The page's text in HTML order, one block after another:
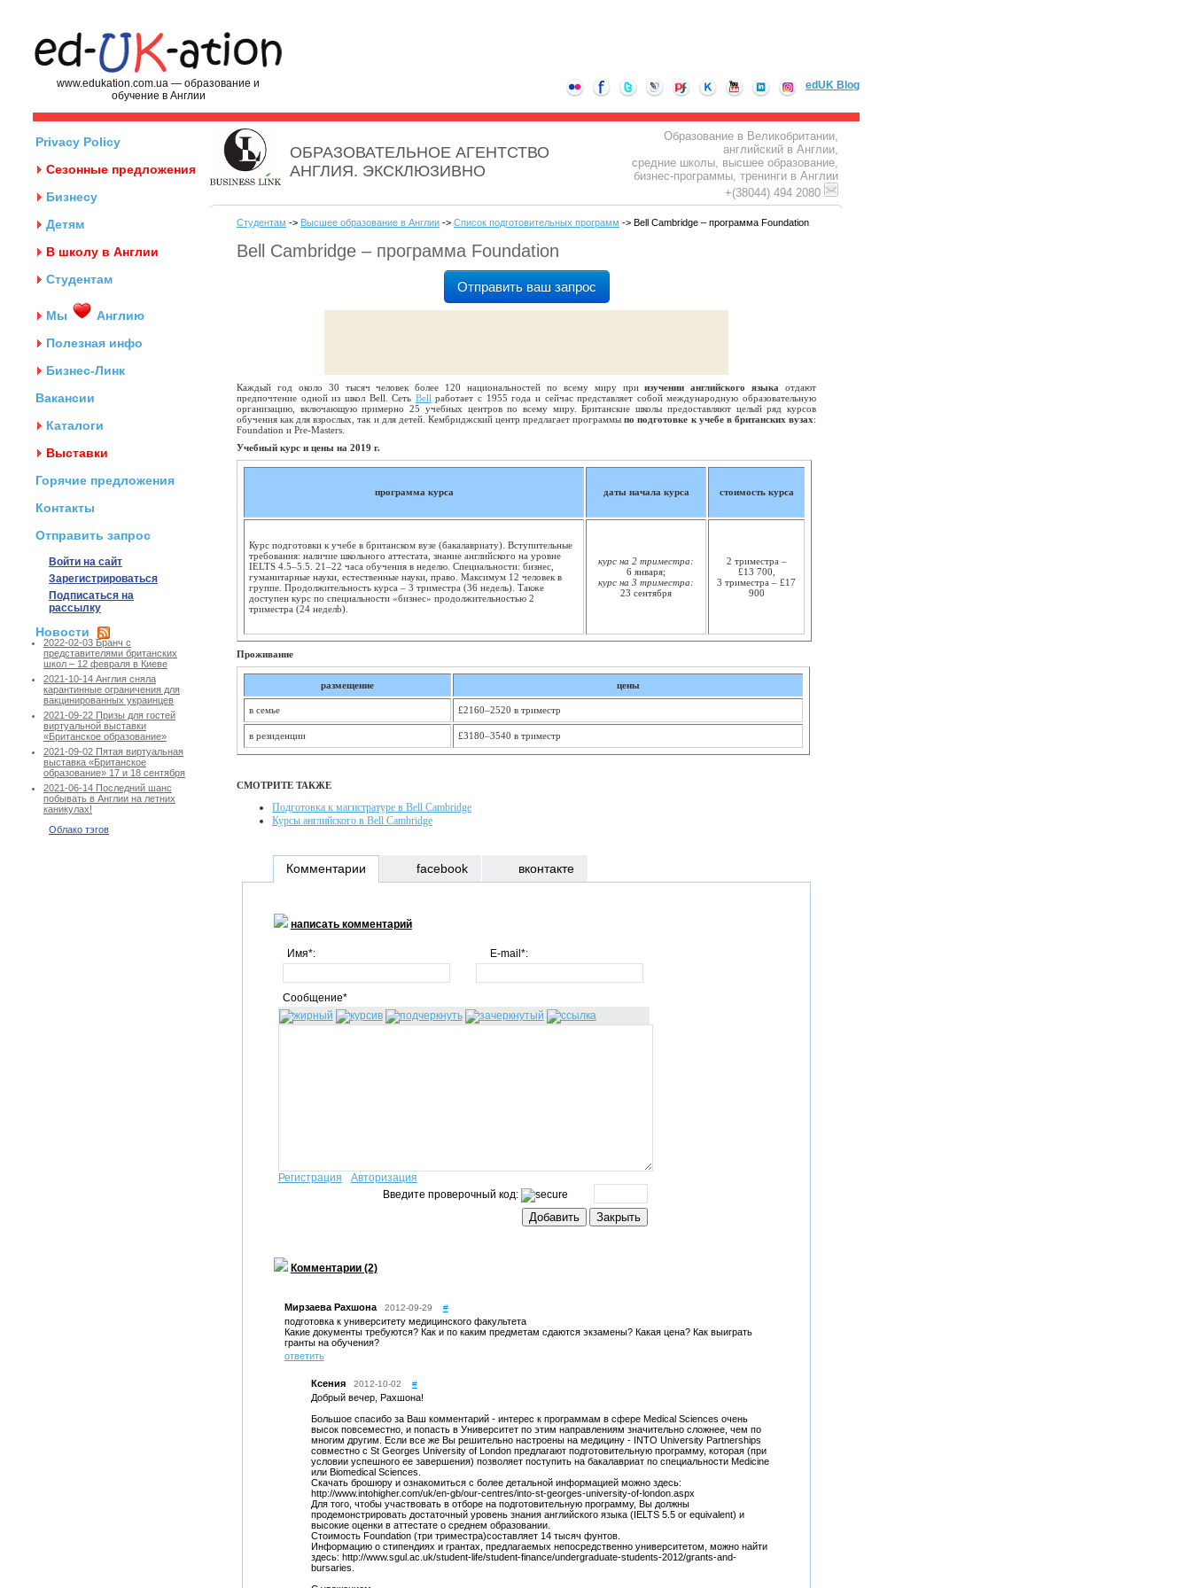
www.edukation.com.ua — образование и
обучение в Англии
edUK Blog
Privacy Policy
Сезонные предложения
Бизнесу
Детям
В школу в Англии
Студентам
Мы
Англию
Полезная инфо
Бизнес-Линк
Вакансии
Каталоги
Выставки
Горячие предложения
Контакты
Отправить запрос
Войти на сайт
Зарегистрироваться
Подписаться на
рассылку
Новости
2022-02-03 Бранч с
представителями британских
школ – 12 февраля в Киеве
2021-10-14 Англия сняла
карантинные ограничения для
вакцинированных украинцев
2021-09-22 Призы для гостей
виртуальной выставки
«Британское образование»
2021-09-02 Пятая виртуальная
выставка «Британское
образование» 17 и 18 сентября
2021-06-14 Последний шанс
побывать в Англии на летних
каникулах!
Облако тэгов
ОБРАЗОВАТЕЛЬНОЕ АГЕНТСТВО
АНГЛИЯ. ЭКСКЛЮЗИВНО
Образование в Великобритании,
английский в Англии,
средние школы, высшее образование,
бизнес-программы, тренинги в Англии
+(38044) 494 2080
Студентам -> Высшее образование в Англии -> Список подготовительных программ -> Bell Cambridge – программа Foundation
Bell Cambridge – программа Foundation
Отправить ваш запрос
Каждый год около 30 тысяч человек более 120 национальностей по всему миру приизучении английского языка отдают
предпочтение одной из школ Bell. Сеть Bell работает с 1955 года и сейчас представляет собой международную образовательную
организацию, включающую примерно 25 учебных центров по всему миру. Британские школы предоставляют целый ряд курсов
обучения как для взрослых, так и для детей. Кембриджский центр предлагает программыпо подготовке к учебе в британских вузах:
Foundation и Pre-Masters.
Учебный курс и цены на 2019 г.
программа курса даты начала курса стоимость курса
Курс подготовки к учебе в британском вузе (бакалавриату). Вступительные
требования: наличие школьного аттестата, знание английского на уровне
IELTS 4.5–5.5. 21–22 часа обучения в неделю. Специальности: бизнес,
гуманитарные науки, естественные науки, право. Максимум 12 человек в
группе. Продолжительность курса – 3 триместра (36 недель). Также
доступен курс по специальности «бизнес» продолжительностью 2
триместра (24 неделb).
курс на 2 триместра:
6 января;
курс на 3 триместра:
23 сентября
2 триместра –
£13 700,
3 триместра – £17
900
Проживание
размещение цены
в семье £2160–2520 в триместр
в резиденции £3180–3540 в триместр
СМОТРИТЕ ТАКЖЕ
Подготовка к магистратуре в Bell Cambridge
Курсы английского в Bell Cambridge
Комментарии
написать комментарий
Имя*: E-mail*:
Сообщение*
Регистрация
Авторизация
Введите проверочный код:
Комментарии (2)
Мирзаева Рахшона 2012-09-29 #
подготовка к университету медицинского факультета
Какие документы требуются? Как и по каким предметам сдаются экзамены? Какая цена? Как выиграть
гранты на обучения?
ответить
Ксения 2012-10-02 #
Добрый вечер, Рахшона!
Большое спасибо за Ваш комментарий - интерес к программам в сфере Medical Sciences очень
высок повсеместно, и попасть в Университет по этим направлениям значительно сложнее, чем по
многим другим. Если все же Вы решительно настроены на медицину - INTO University Partnerships
совместно с St Georges University of London предлагают подготовительную программу, которая (при
условии успешного ее завершения) позволяет поступить на бакалавриат по специальности Medicine
или Biomedical Sciences.
Скачать брошюру и ознакомиться с более детальной информацией можно здесь:
http://www.intohigher.com/uk/en-gb/our-centres/into-st-georges-university-of-london.aspx
Для того, чтобы участвовать в отборе на подготовительную программу, Вы должны
продемонстрировать достаточный уровень знания английского языка (IELTS 5.5 or equivalent) и
высокие оценки в аттестате о среднем образовании.
Стоимость Foundation (три триместра)составляет 14 тысяч фунтов.
Информацию о стипендиях и грантах, предлагаемых непосредственно университетом, можно найти
здесь: http://www.sgul.ac.uk/student-life/student-finance/undergraduate-students-2012/grants-and-
bursaries.
facebook вконтакте